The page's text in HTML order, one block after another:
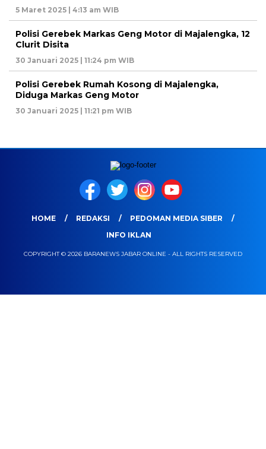
5 Maret 2025 | 4:13 am WIB
Polisi Gerebek Markas Geng Motor di Majalengka, 12
Clurit Disita
30 Januari 2025 | 11:24 pm WIB
Polisi Gerebek Rumah Kosong di Majalengka,
Diduga Markas Geng Motor
30 Januari 2025 | 11:21 pm WIB
HOME REDAKSI
PEDOMAN MEDIA SIBER
INFO IKLAN
COPYRIGHT © 2026 BARANEWS JABAR ONLINE - ALL RIGHTS RESERVED